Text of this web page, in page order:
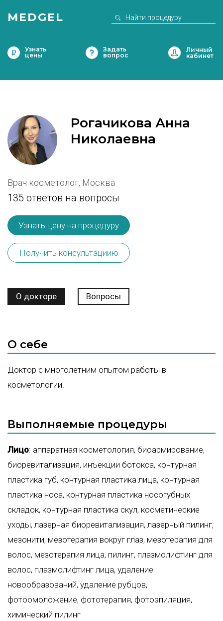
MEDGEL
Узнать
цены
Задать
вопрос
Рогачикова Анна
Николаевна
Врач косметолог, Москва
135 ответов на вопросы
Узнать цену на процедуру
Получить консультациию
О докторе Вопросы
О себе
Доктор с многолетним опытом работы в
косметологии.
Выполняемые процедуры
Лицо: аппаратная косметология, биоармирование,
биоревитализация, инъекции ботокса, контурная
пластика губ, контурная пластика лица, контурная
пластика носа, контурная пластика носогубных
складок, контурная пластика скул, косметические
уходы, лазерная биоревитализация, лазерный пилинг,
мезонити, мезотерапия вокруг глаз, мезотерапия для
волос, мезотерапия лица, пилинг, плазмолифтинг для
волос, плазмолифтинг лица, удаление
новообразований, удаление рубцов,
фотоомоложение, фототерапия, фотоэпиляция,
химический пилинг